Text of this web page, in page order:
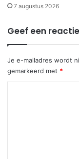
7 augustus 2026
Geef een reactie
Je e-mailadres wordt
gemarkeerd met *